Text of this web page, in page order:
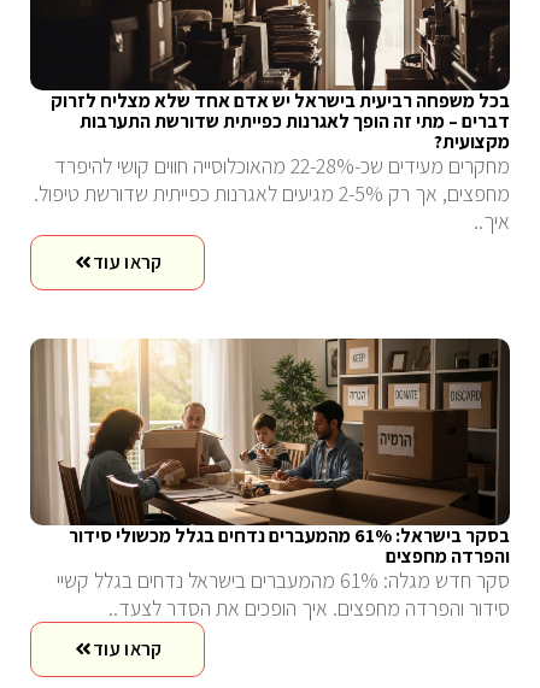
בכל משפחה רביעית בישראל יש אדם אחד שלא מצליח לזרוק
דברים – מתי זה הופך לאגרנות כפייתית שדורשת התערבות
מקצועית?
מחקרים מעידים שכ-22-28% מהאוכלוסייה חווים קושי להיפרד
מחפצים, אך רק 2-5% מגיעים לאגרנות כפייתית שדורשת טיפול.
איך..
קראו עוד
בסקר בישראל: 61% מהמעברים נדחים בגלל מכשולי סידור
והפרדה מחפצים
סקר חדש מגלה: 61% מהמעברים בישראל נדחים בגלל קשיי
סידור והפרדה מחפצים. איך הופכים את הסדר לצעד..
קראו עוד